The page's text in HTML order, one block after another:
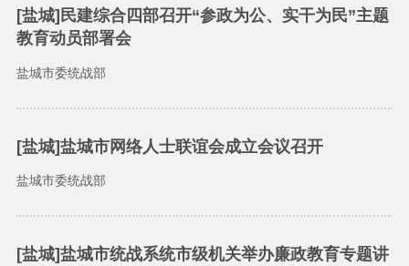
[盐城]民建综合四部召开“参政为公、实干为民”主题
教育动员部署会
盐城市委统战部
[盐城]盐城市网络人士联谊会成立会议召开
盐城市委统战部
[盐城]盐城市统战系统市级机关举办廉政教育专题讲